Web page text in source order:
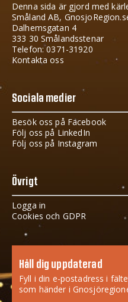
Denna sida är gjord med
Småland AB,
Dalhemsgatan 4
333 30 Smålandsstenar
Telefon: 0371-31920
Kontakta oss
Sociala medier
Besök oss på Facebook
Följ oss på LinkedIn
Följ oss på Instagram
Övrigt
Logga in
Cookies och GDPR
Håll dig uppdaterad
Fyll i din e-postadress i
som händer i